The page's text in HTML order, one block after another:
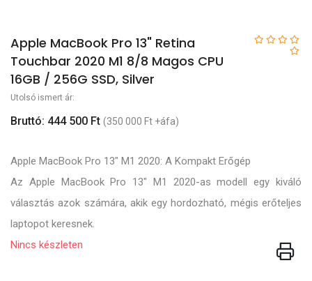
Apple MacBook Pro 13" Retina
Touchbar 2020 M1 8/8 Magos CPU
16GB / 256G SSD, Silver
Utolsó ismert ár:
Bruttó: 444 500 Ft (350 000 Ft +áfa)
Apple MacBook Pro 13" M1 2020: A Kompakt Erőgép
Az Apple MacBook Pro 13" M1 2020-as modell egy kiváló
választás azok számára, akik egy hordozható, mégis erőteljes
laptopot keresnek.
Nincs készleten